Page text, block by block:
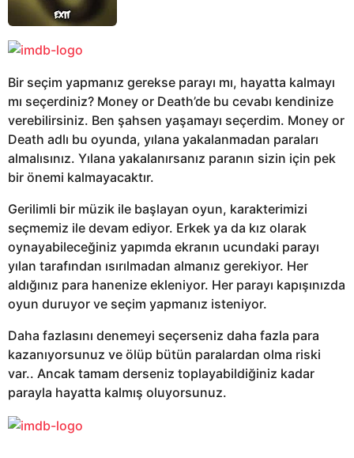
Bir seçim yapmanız gerekse parayı mı, hayatta kalmayı
mı seçerdiniz? Money or Death’de bu cevabı kendinize
verebilirsiniz. Ben şahsen yaşamayı seçerdim. Money or
Death adlı bu oyunda, yılana yakalanmadan paraları
almalısınız. Yılana yakalanırsanız paranın sizin için pek
bir önemi kalmayacaktır.
Gerilimli bir müzik ile başlayan oyun, karakterimizi
seçmemiz ile devam ediyor. Erkek ya da kız olarak
oynayabileceğiniz yapımda ekranın ucundaki parayı
yılan tarafından ısırılmadan almanız gerekiyor. Her
aldığınız para hanenize ekleniyor. Her parayı kapışınızda
oyun duruyor ve seçim yapmanız isteniyor.
Daha fazlasını denemeyi seçerseniz daha fazla para
kazanıyorsunuz ve ölüp bütün paralardan olma riski
var.. Ancak tamam derseniz toplayabildiğiniz kadar
parayla hayatta kalmış oluyorsunuz.